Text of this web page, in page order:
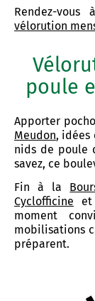
Rendez-
vélorution
poule
Apporter
Meudon, idées
nids de poule
savez, ce
Fin à la
Cyclofficine et
moment
mobilisations
préparent.